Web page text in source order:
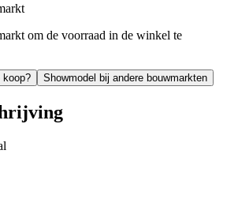
om de voorraad in de winkel te
koop? Showmodel bij andere bouwmarkten